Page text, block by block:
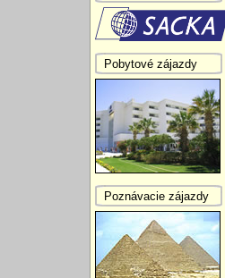
Pobytové zájazdy
Poznávacie zájazdy